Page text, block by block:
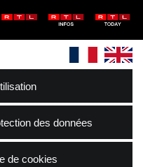
des données
de cookies